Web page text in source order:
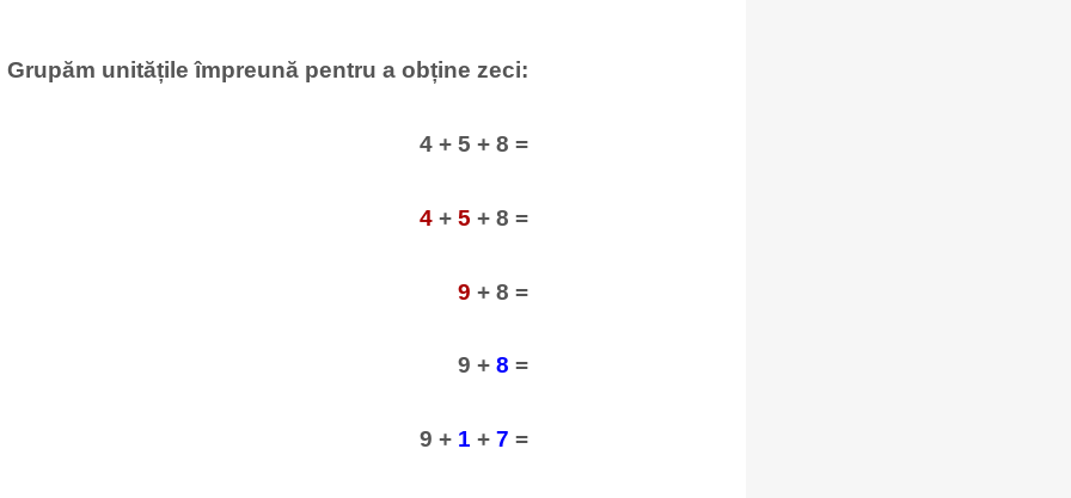
Grupăm unitățile împreună pentru a obține zeci:
4 + 5 + 8 =
4 + 5 + 8 =
9 + 8 =
9 + 8 =
9 + 1 + 7 =